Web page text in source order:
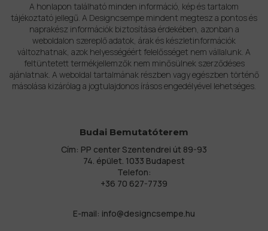
A honlapon található minden információ, kép és tartalom
tájékoztató jellegű. A Designcsempe mindent megtesz a pontos és
naprakész információk biztosítása érdekében, azonban a
weboldalon szereplő adatok, árak és készletinformációk
változhatnak, azok helyességéért felelősséget nem vállalunk. A
feltüntetett termékjellemzők nem minősülnek szerződéses
ajánlatnak. A weboldal tartalmának részben vagy egészben történő
másolása kizárólag a jogtulajdonos írásos engedélyével lehetséges.
Budai Bemutatóterem
Cím: PP center Szentendrei út 89-93
74. épület. 1033 Budapest
Telefon:
+36 70 627-7739
E-mail: info@designcsempe.hu